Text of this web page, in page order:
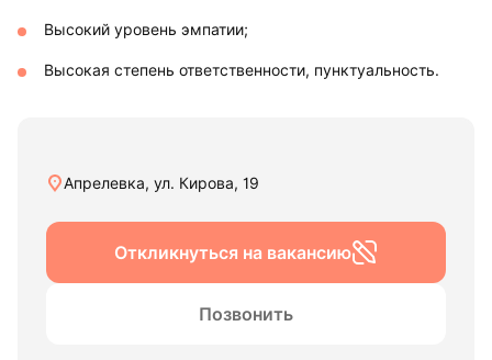
Высокий уровень эмпатии;
Высокая степень ответственности, пунктуальность.
Апрелевка, ул. Кирова, 19
Откликнуться на вакансию
Позвонить